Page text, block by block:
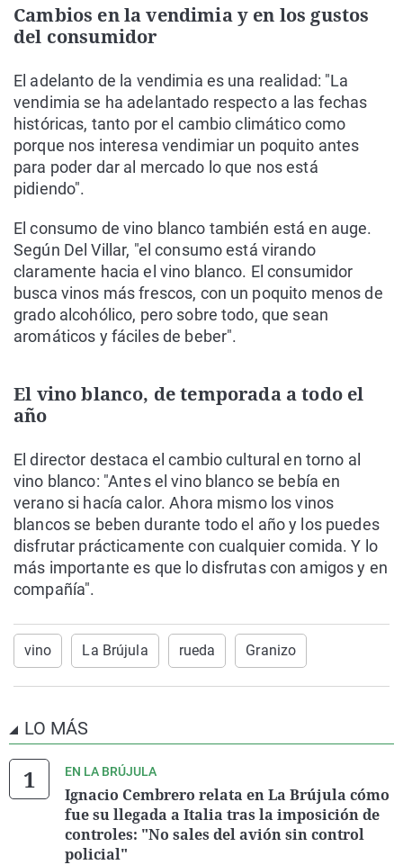
Cambios en la vendimia y en los gustos
del consumidor
El adelanto de la vendimia es una realidad: "La
vendimia se ha adelantado respecto a las fechas
históricas, tanto por el cambio climático como
porque nos interesa vendimiar un poquito antes
para poder dar al mercado lo que nos está
pidiendo".
El consumo de vino blanco también está en auge.
Según Del Villar, "el consumo está virando
claramente hacia el vino blanco. El consumidor
busca vinos más frescos, con un poquito menos de
grado alcohólico, pero sobre todo, que sean
aromáticos y fáciles de beber".
El vino blanco, de temporada a todo el
año
El director destaca el cambio cultural en torno al
vino blanco: "Antes el vino blanco se bebía en
verano si hacía calor. Ahora mismo los vinos
blancos se beben durante todo el año y los puedes
disfrutar prácticamente con cualquier comida. Y lo
más importante es que lo disfrutas con amigos y en
compañía".
vino La Brújula rueda Granizo
LO MÁS
EN LA BRÚJULA
Ignacio Cembrero relata en La Brújula cómo
fue su llegada a Italia tras la imposición de
controles: "No sales del avión sin control
policial"